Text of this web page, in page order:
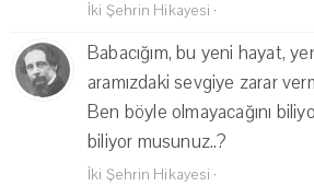
İki Şehrin Hikayesi ·
Babacığım, bu yeni hayat,
aramızdaki sevgiye zarar
Ben böyle olmayacağını
biliyor musunuz..?
İki Şehrin Hikayesi ·